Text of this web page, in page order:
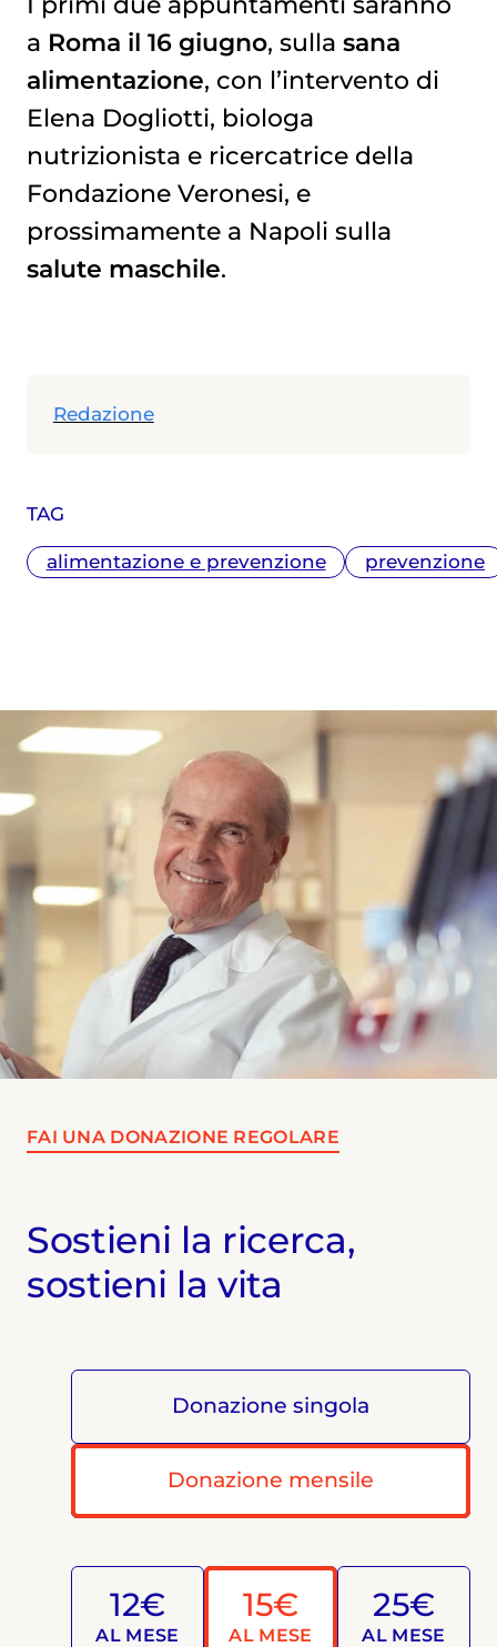
TAG
alimentazione e prevenzione prevenzione
a Roma il 16 giugno, sulla sana
alimentazione, con l’intervento di
Elena Dogliotti, biologa
nutrizionista e ricercatrice della
Fondazione Veronesi, e
prossimamente a Napoli sulla
salute maschile.
Redazione
FAI UNA DONAZIONE REGOLARE
Sostieni la ricerca,
sostieni la vita
Donazione singola
Donazione mensile
12€
AL MESE
15€
AL MESE
25€
AL MESE